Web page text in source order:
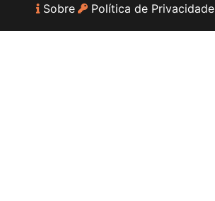
Sobre Política de Privacidade